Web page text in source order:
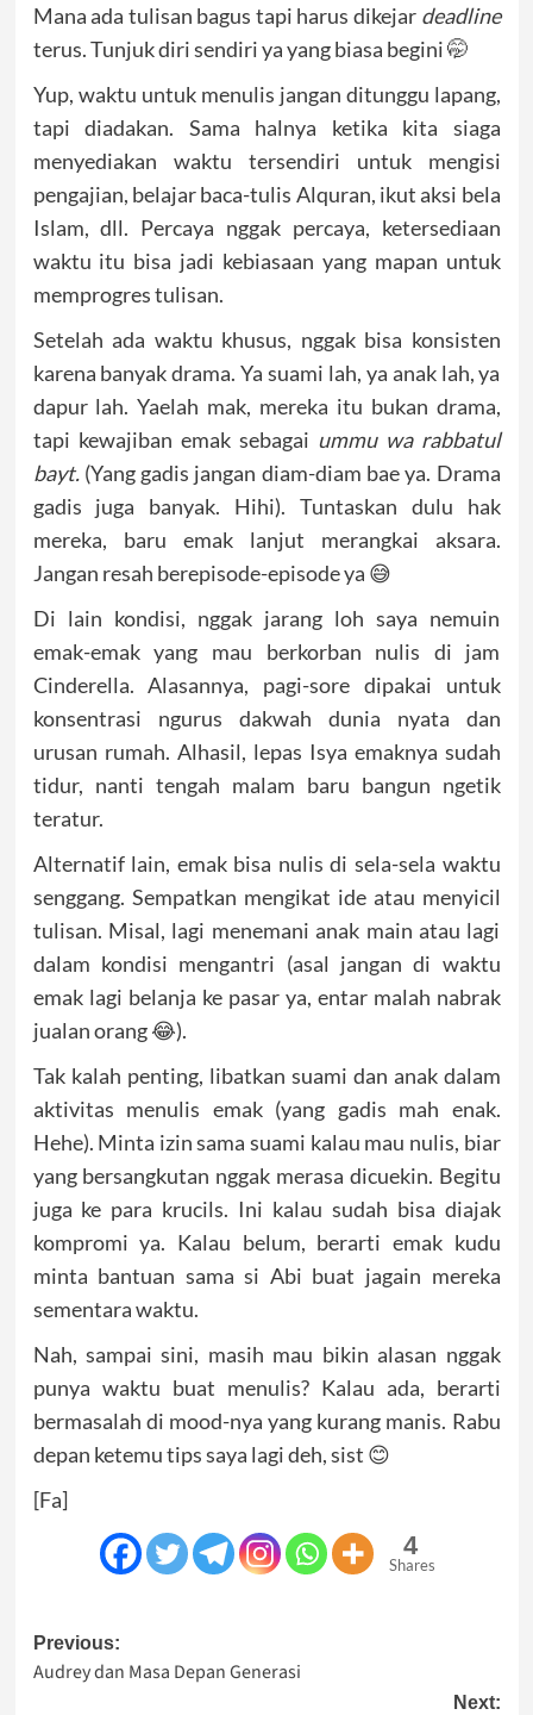
Mana ada tulisan bagus tapi harus dikejar deadline
terus. Tunjuk diri sendiri ya yang biasa begini 🤭
Yup, waktu untuk menulis jangan ditunggu lapang,
tapi diadakan. Sama halnya ketika kita siaga
menyediakan waktu tersendiri untuk mengisi
pengajian, belajar baca-tulis Alquran, ikut aksi bela
Islam, dll. Percaya nggak percaya, ketersediaan
waktu itu bisa jadi kebiasaan yang mapan untuk
memprogres tulisan.
Setelah ada waktu khusus, nggak bisa konsisten
karena banyak drama. Ya suami lah, ya anak lah, ya
dapur lah. Yaelah mak, mereka itu bukan drama,
tapi kewajiban emak sebagai ummu wa rabbatul
bayt.(Yang gadis jangan diam-diam bae ya. Drama
gadis juga banyak. Hihi). Tuntaskan dulu hak
mereka, baru emak lanjut merangkai aksara.
Jangan resah berepisode-episode ya 😅
Di lain kondisi, nggak jarang loh saya nemuin
emak-emak yang mau berkorban nulis di jam
Cinderella. Alasannya, pagi-sore dipakai untuk
konsentrasi ngurus dakwah dunia nyata dan
urusan rumah. Alhasil, lepas Isya emaknya sudah
tidur, nanti tengah malam baru bangun ngetik
teratur.
Alternatif lain, emak bisa nulis di sela-sela waktu
senggang. Sempatkan mengikat ide atau menyicil
tulisan. Misal, lagi menemani anak main atau lagi
dalam kondisi mengantri (asal jangan di waktu
emak lagi belanja ke pasar ya, entar malah nabrak
jualan orang 😂).
Tak kalah penting, libatkan suami dan anak dalam
aktivitas menulis emak (yang gadis mah enak.
Hehe). Minta izin sama suami kalau mau nulis, biar
yang bersangkutan nggak merasa dicuekin. Begitu
juga ke para krucils. Ini kalau sudah bisa diajak
kompromi ya. Kalau belum, berarti emak kudu
minta bantuan sama si Abi buat jagain mereka
sementara waktu.
Nah, sampai sini, masih mau bikin alasan nggak
punya waktu buat menulis? Kalau ada, berarti
bermasalah di mood-nya yang kurang manis. Rabu
depan ketemu tips saya lagi deh, sist 😊
[Fa]
4
Shares
Post
navigation
Previous:
Audrey dan Masa Depan Generasi
Next: